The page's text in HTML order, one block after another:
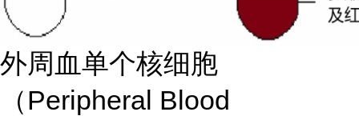
外周血单个核细胞
（Peripheral Blood